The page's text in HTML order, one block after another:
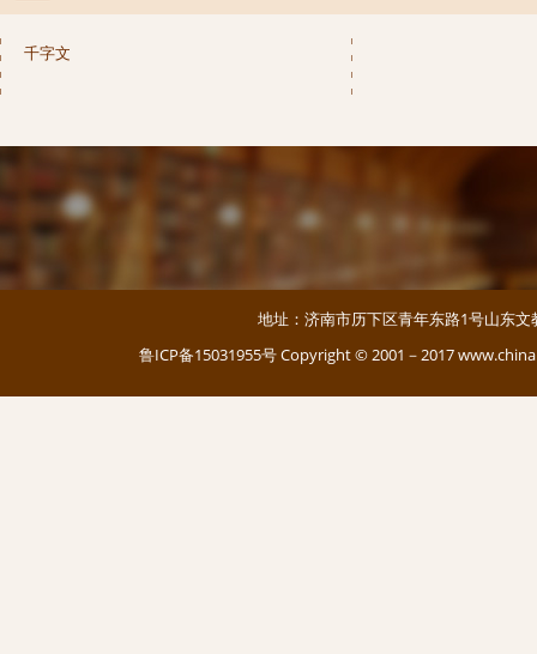
千字文
地址：济南市历下区青年东路1号山东
鲁ICP备15031955号Copyright © 2001－2017